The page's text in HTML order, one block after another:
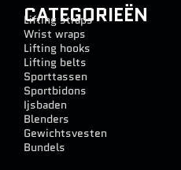
CATEGORIEËN
Lifting straps
Wrist wraps
Lifting hooks
Lifting belts
Sporttassen
Sportbidons
Ijsbaden
Blenders
Gewichtsvesten
Bundels